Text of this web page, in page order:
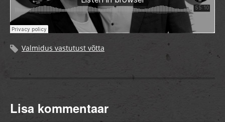
Valmidus vastutust võtta
Lisa kommentaar